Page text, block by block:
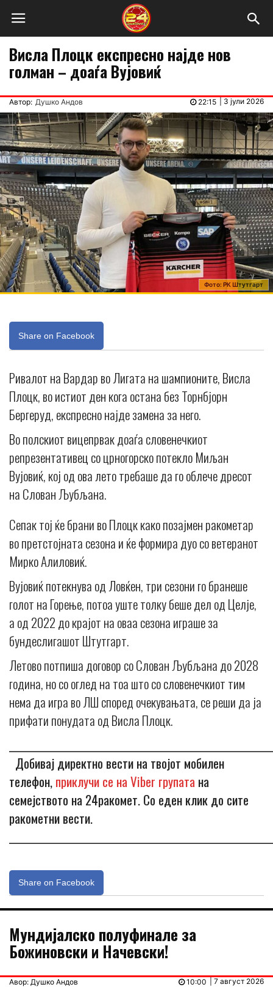
Висла Плоцк експресно најде нов
голман – доаѓа Вујовиќ
Автор: Душко Андов 3 јули 2026
22:15
Фото: РК Штутгарт
Share on Facebook
Ривалот на Вардар во Лигата на шампионите, Висла
Плоцк, во истиот ден кога остана без Торнбјорн
Бергеруд, експресно најде замена за него.
Во полскиот вицепрвак доаѓа словенечкиот
репрезентативец со црногорско потекло Миљан
Вујовиќ, кој од ова лето требаше да го облече дресот
на Слован Љубљана.
Сепак тој ќе брани во Плоцк како позајмен ракометар
во претстојната сезона и ќе формира дуо со ветеранот
Мирко Алиловиќ.
Вујовиќ потекнува од Ловќен, три сезони го бранеше
голот на Горење, потоа уште толку беше дел од Целје,
а од 2022 до крајот на оваа сезона играше за
бундеслигашот Штутгарт.
Летово потпиша договор со Слован Љубљана до 2028
година, но со оглед на тоа што со словенечкиот тим
нема да игра во ЛШ според очекувањата, се реши да ја
прифати понудата од Висла Плоцк.
Добивај директно вести на твојот мобилен
телефон,приклучи се на Viber групата на
семејството на 24ракомет. Со еден клик до сите
ракометни вести.
Share on Facebook
Мундијалско полуфинале за
Божиновски и Начевски!
Авор: Душко Андов | 7 август 2026
10:00